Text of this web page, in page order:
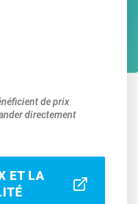
de prix
directement
ET LA